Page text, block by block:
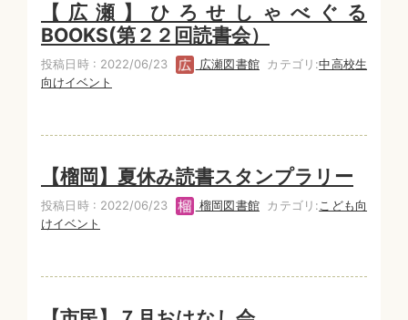
【広瀬】ひろせしゃべぐる
BOOKS(第２２回読書会）
投稿日時 : 2022/06/23 広瀬図書館カテゴリ:中高校生
向けイベント
【榴岡】夏休み読書スタンプラリー
投稿日時 : 2022/06/23 榴岡図書館カテゴリ: こども向
けイベント